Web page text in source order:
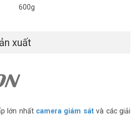
600g
xuất
lớn nhất camera giám sátvà các giải